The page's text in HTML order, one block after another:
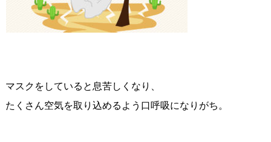
マスクをしていると息苦しくなり、
たくさん空気を取り込めるよう口呼吸になりがち。